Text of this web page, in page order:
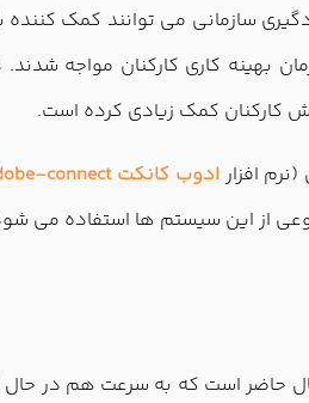
سازمانی می توانند کمک
کارکنان کمک زیادی کرده است.
افزار ادوب کانکت adobe-connect
از این سیستم ها استفاده می
حاضر است که به سرعت هم در